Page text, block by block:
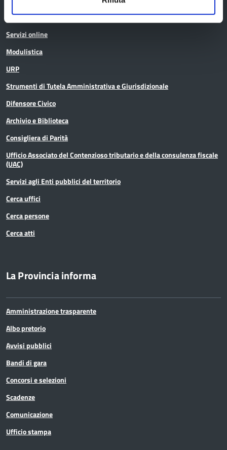
Servizi online
Modulistica
URP
Strumenti di Tutela Amministrativa e Giurisdizionale
Difensore Civico
Archivio e Biblioteca
Consigliera di Parità
Ufficio Associato del Contenzioso tributario e della consulenza fiscale
(UAC)
Servizi agli Enti pubblici del territorio
Cerca uffici
Cerca persone
Cerca atti
La Provincia informa
Amministrazione trasparente
Albo pretorio
Avvisi pubblici
Bandi di gara
Concorsi e selezioni
Scadenze
Comunicazione
Ufficio stampa